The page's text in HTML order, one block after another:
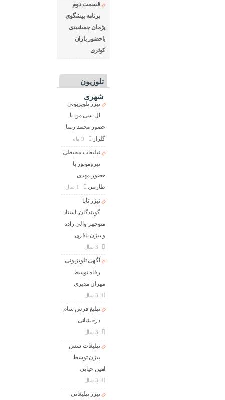
قسمت دوم
برنامه پیشگوی
پژمان جمشیدی
باحضور باران
کوثری
تلوزیون
شهری
تیزر تلویزیونی
ال سی من با
حضور محمد رضا
گلزار
تبلیغات محیطی
نیروموتور با
حضور مهدی
طارمی
تیزر تابا
گویندگان; استاد
منوچهر والی زاده
و بیژن باقری
آگهی تلویزیونی
رفاه توسط
مهران مدیری
تبلیغ فرش سام
درخشانی
تبلیغات سس
بیژن توسط
امین حیایی
تیزر تبلیغاتی